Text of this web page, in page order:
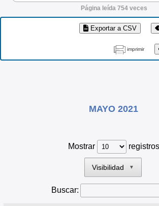
Página leída 754 veces
Exportar a CSV
imprimir
MAYO 2021
Mostrar registros
Visibilidad ▼
Buscar: